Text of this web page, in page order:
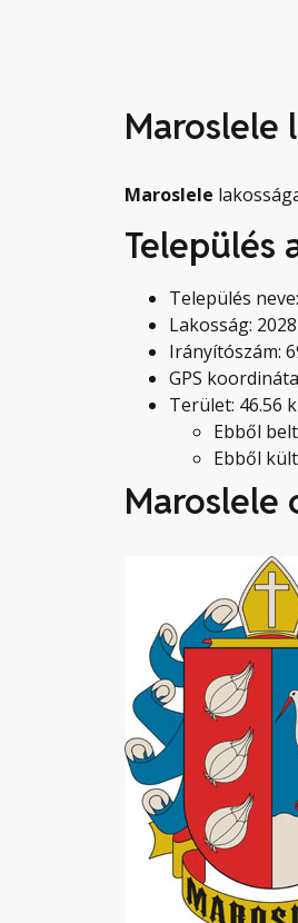
Maroslele
Maroslele
Település
Település
Lakosság:
Irányítószám:
GPS
Terület: 46.56
Ebből
Ebből
Maroslele